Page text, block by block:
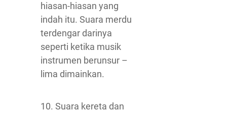
hiasan-hiasan yang
indah itu. Suara merdu
terdengar darinya
seperti ketika musik
instrumen berunsur –
lima dimainkan.
10. Suara kereta dan